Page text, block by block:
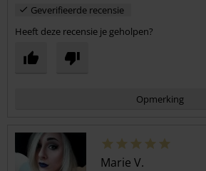
Geverifieerde recensie
Heeft deze recensie je geholpen?
Opmerking
Marie V.